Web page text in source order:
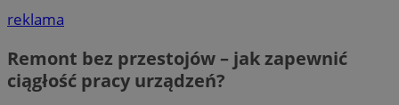
reklama
Remont bez przestojów – jak zapewnić
ciągłość pracy urządzeń?